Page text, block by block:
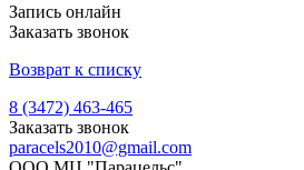
Запись онлайн
Заказать звонок
Возврат к списку
8 (3472) 463-465
Заказать звонок
paracels2010@gmail.com